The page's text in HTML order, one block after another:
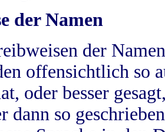
der Namen
der
offensichtlich so
oder besser
dann so